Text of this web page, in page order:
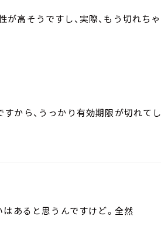
高そうですし、実際、もう切れちゃ
から、うっかり有効期限が切れてし
はあると思うんですけど。全然